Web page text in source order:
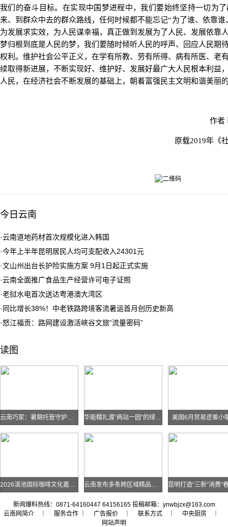
我们的奋斗目标。在实现中国梦进程中，我们要始终坚持一切为
来、到群众中去的群众路线，任何时候都不能忘记“为了谁、依靠
为发展求实效，为人民谋幸福，真正做到发展为了人民、发展依靠
梦归根到底是人民的梦，我们要随时倾听人民的呼声、回应人民期
权利。维护社会公平正义，在学有所教、劳有所得、病有所医、老
续取得新进展，不断实现好、维护好、发展好最广大人民根本利益
人民，在经济社会不断发展的基础上，朝着富强民主文明和谐美丽
作者
原载2019年《
今日云南
·云南道地药材首次规模化进入韩国
·今年上半年昆明居民人均可支配收入24301元
·文山州出台长护险实施方案 9月1日起正式实施
·云南全面推广食品生产经营许可电子证照
·老挝水电首次送达粤港澳大湾区
· 同比增长38%！中老铁路跨境客流暑运首月创历史新高
·怒江福贡：路网建设激活峡谷文旅“流量密码”
读图
云南巧家：暑期托管守护孩子快乐假期 华能糯扎渡“两站一园”的绿色实践 美国6月贸易逆差小
2026滇池国际咖啡文化嘉年华怎么去？最全交通攻略戳进来→ 云南发布多条跨区域精品自驾线路
新闻爆料热线：0871-64160447 64156165 投稿邮箱：ynwbjzx@163.com
云南网简介｜ 服务合作 ｜ 广告报价｜ 联系方式｜ 中央厨房
网站声明